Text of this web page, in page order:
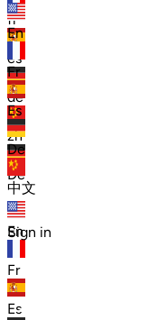
fr
es
de
zh
De
En
Fr
Es
En
Fr
Es
De
中文
Sign in